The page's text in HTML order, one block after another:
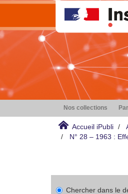
Nos collections
Accueil iPubli
N° 28 – 1963 :
Chercher dans le